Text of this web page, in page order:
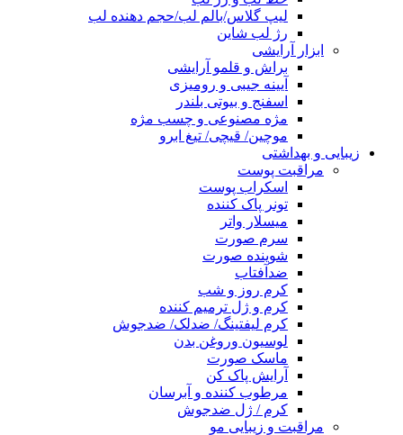
لیپ گلاس/بالم لب/حجم دهنده لب
رژ لب شاین
ابزار آرایشی
براش و قلمو آرایشی
آیینه جیبی و رومیزی
اسفنج و بیوتی بلندر
مژه مصنوعی و چسب مژه
موچین/ قیچی/ تیغ ابرو
زیبایی و بهداشتی
مراقبت پوست
اسکراب پوست
تونر پاک کننده
میسلار واتر
سرم صورت
شوینده صورت
ضدآفتاب
کرم روز و شب
کرم و ژل ترمیم کننده
کرم لیفتینگ/ ضدلک/ ضدجوش
لوسیون وروغن بدن
ماسک صورت
آرایش پاک کن
مرطوب کننده و آبرسان
کرم / ژل ضدجوش
مراقبت و زیبایی مو